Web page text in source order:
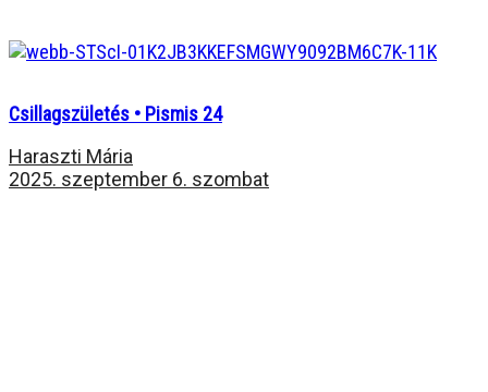
Csillagszületés • Pismis 24
Haraszti Mária
2025. szeptember 6. szombat